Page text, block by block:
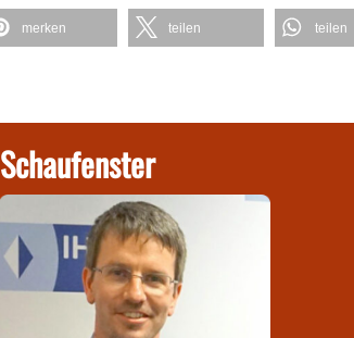
merken teilen teilen
Schaufenster